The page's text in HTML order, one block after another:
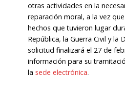
otras actividades en la
reparación moral, a la vez
hechos que tuvieron lugar
República, la Guerra Civil y la
solicitud finalizará el 27 de
información para su
la sede electrónica.